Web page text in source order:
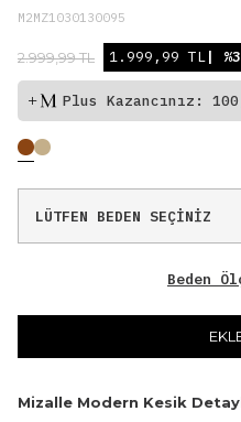
M2MZ1030130095
2.999,99 TL 1.999,99 TL|
Plus Kazancınız:
Beden
Mizalle Modern Kesik